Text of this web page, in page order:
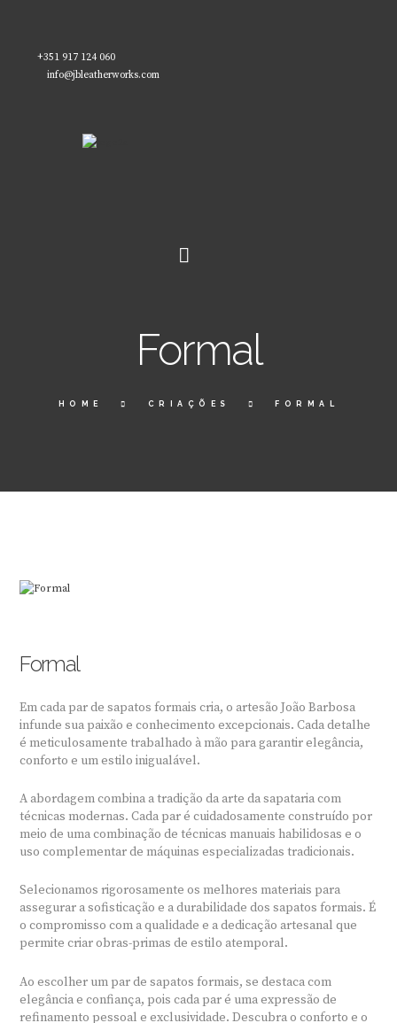
+351 917 124 060
info@jbleatherworks.com
Formal
HOME CRIAÇÕES FORMAL
Formal
Em cada par de sapatos formais cria, o artesão João Barbosa
infunde sua paixão e conhecimento excepcionais. Cada detalhe
é meticulosamente trabalhado à mão para garantir elegância,
conforto e um estilo inigualável.
A abordagem combina a tradição da arte da sapataria com
técnicas modernas. Cada par é cuidadosamente construído por
meio de uma combinação de técnicas manuais habilidosas e o
uso complementar de máquinas especializadas tradicionais.
Selecionamos rigorosamente os melhores materiais para
assegurar a sofisticação e a durabilidade dos sapatos formais. É
o compromisso com a qualidade e a dedicação artesanal que
permite criar obras-primas de estilo atemporal.
Ao escolher um par de sapatos formais, se destaca com
elegância e confiança, pois cada par é uma expressão de
refinamento pessoal e exclusividade. Descubra o conforto e o